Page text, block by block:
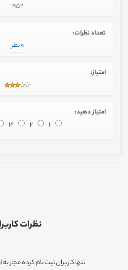
1952
تعداد نظرات:
0 نظر
امتیاز:
امتیاز دهید:
1
2
3
نظرات
تنها کاربران ثبت نام کرده مجاز